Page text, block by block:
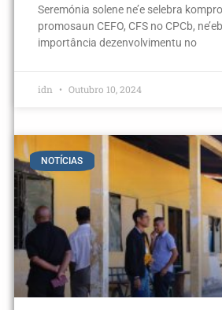
Seremónia solene ne’e selebra
promosaun CEFO, CFS no CPCb,
importância dezenvolvimentu no
idn Outubro 10, 2024
NOTÍCIAS